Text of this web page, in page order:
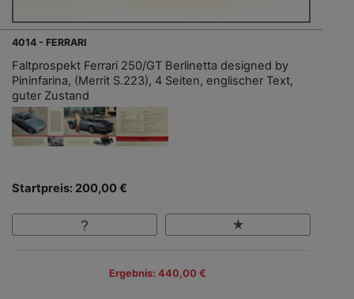
4014 - FERRARI
Faltprospekt Ferrari 250/GT Berlinetta designed by
Pininfarina, (Merrit S.223), 4 Seiten, englischer Text,
guter Zustand
Startpreis: 200,00 €
Ergebnis: 440,00 €